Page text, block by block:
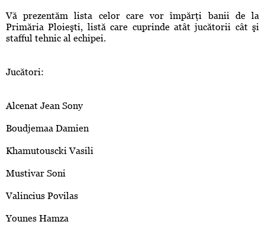
Vă prezentăm lista celor care vor împărţi banii de la
Primăria Ploieşti, listă care cuprinde atât jucătorii cât şi
stafful tehnic al echipei.
Jucători:
Alcenat Jean Sony
Boudjemaa Damien
Khamutouscki Vasili
Mustivar Soni
Valincius Povilas
Younes Hamza